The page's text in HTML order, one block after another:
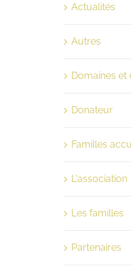
Actualités
Autres
Domaines et
Donateur
Familles
L'association
Les familles
Partenaires